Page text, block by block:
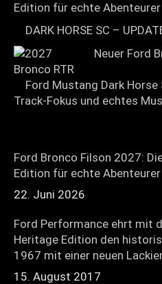
Edition für echte Abenteurer
DARK HORSE SC –
Neuer Ford
Ford Mustang Dark Horse
Track-Fokus und echtes
Ford Bronco Filson 2027:
Edition für echte Abenteurer
22. Juni 2026
Ford Performance ehrt mit
Heritage Edition den
1967 mit einer neuen
15. August 2017